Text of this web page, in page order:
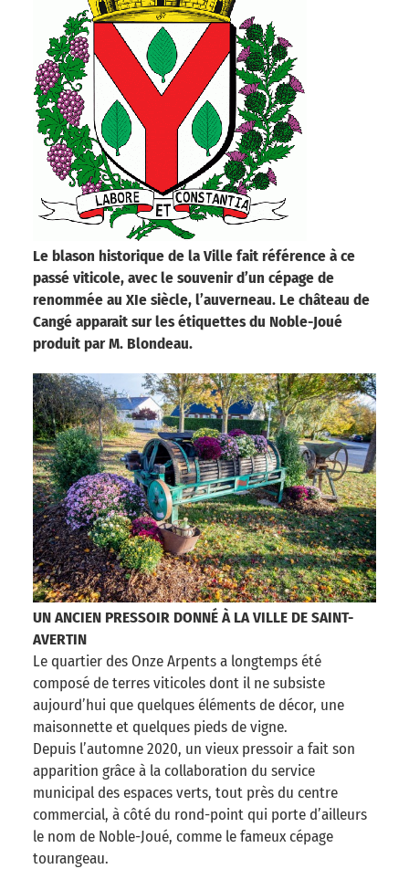
Le blason historique de la Ville fait référence à ce
passé viticole, avec le souvenir d’un cépage de
renommée au XIe siècle, l’auverneau. Le château de
Cangé apparait sur les étiquettes du Noble-Joué
produit par M. Blondeau.
UN ANCIEN PRESSOIR DONNÉ À LA VILLE DE SAINT-
AVERTIN
Le quartier des Onze Arpents a longtemps été
composé de terres viticoles dont il ne subsiste
aujourd’hui que quelques éléments de décor, une
maisonnette et quelques pieds de vigne.
Depuis l’automne 2020, un vieux pressoir a fait son
apparition grâce à la collaboration du service
municipal des espaces verts, tout près du centre
commercial, à côté du rond-point qui porte d’ailleurs
le nom de Noble-Joué, comme le fameux cépage
tourangeau.